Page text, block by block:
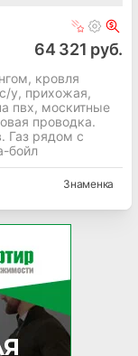
64 321 руб.
кровля
у, прихожая,
пвх, москитные
проводка.
Газ рядом с
бойл
Знаменка